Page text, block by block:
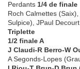
Perdants 1/4 de finale
Roch Calmettes
Sulpice), JPaul
Triplette
1/2 finale A
J Claudi-R Berro-W
A Segonds-Lopes